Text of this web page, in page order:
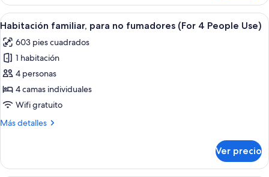
Abrir
todas
las
fotos
de
Habitación
familiar,
no
4
Una habitación de hotel con dos
7
Habitación familiar, para no fumadores (For 4 People Use)
603 pies cuadrados
1 habitación
4 personas
4 camas individuales
Wifi gratuito
Más detalles
Más
familiar,
Ver precio